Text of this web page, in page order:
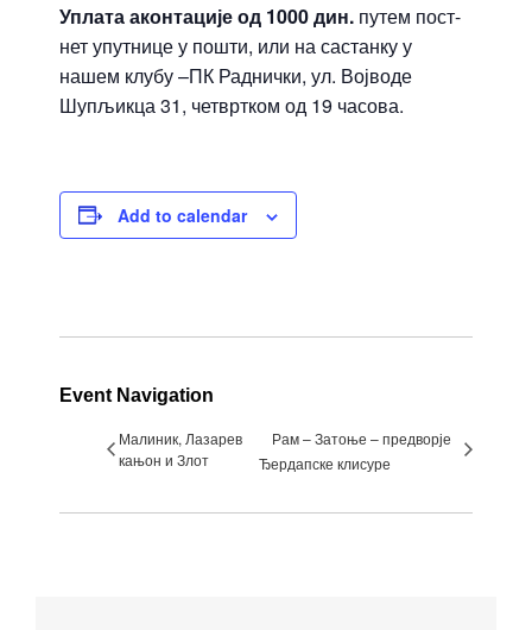
Уплата аконтације од 1000 дин. путем пост-
нет упутнице у пошти, или на састанку у
нашем клубу –ПК Раднички, ул. Војводе
Шупљикца 31, четвртком од 19 часова.
Add to calendar
Event Navigation
Малиник, Лазарев
кањон и Злот
Рам – Затоње – предворје
Ђердапске клисуре